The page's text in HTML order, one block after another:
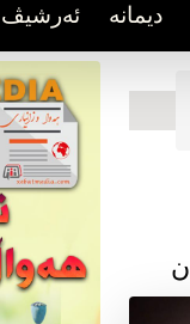
دیمانه ئه‌رشیڤ